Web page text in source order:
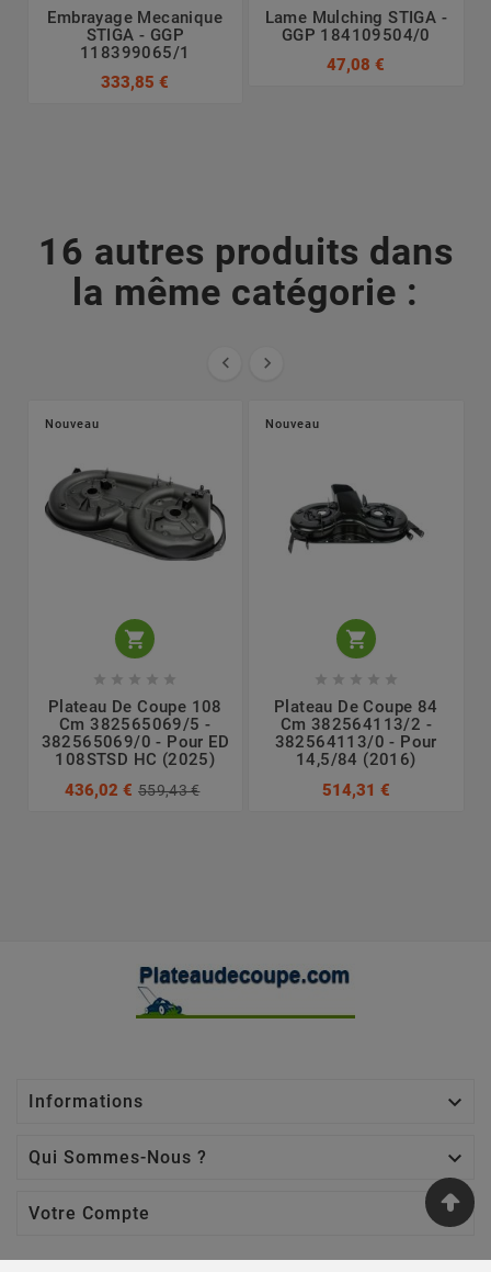
Embrayage Mecanique
STIGA - GGP
118399065/1
333,85 €
Lame Mulching STIGA -
GGP 184109504/0
47,08 €
16 autres produits dans
la même catégorie :
 
Nouveau

    
Plateau De Coupe 108
Cm 382565069/5 -
382565069/0 - Pour ED
108STSD HC (2025)
436,02 € 559,43 €
Nouveau

    
Plateau De Coupe 84
Cm 382564113/2 -
382564113/0 - Pour
14,5/84 (2016)
514,31 €
Informations 
Qui Sommes-Nous ? 
Votre Compte 